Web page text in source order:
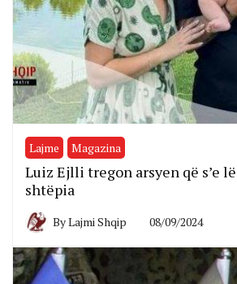
Lajme Magazina
Luiz Ejlli tregon arsyen që s’e
shtëpia
ByLajmi Shqip 08/09/2024